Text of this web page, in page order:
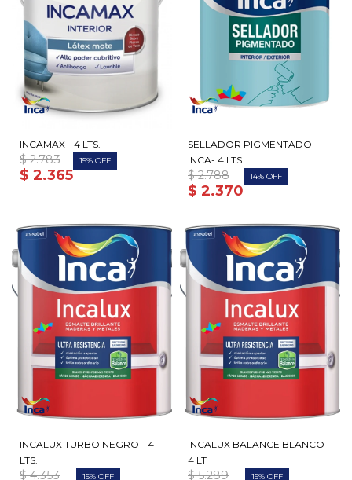
INCAMAX - 4 LTS.
$ 2.365
$ 2.783 15
SELLADOR PIGMENTADO
INCA- 4 LTS.
$ 2.370
$ 2.788 14
INCALUX TURBO NEGRO - 4
LTS.
$ 4.353 15
INCALUX BALANCE BLANCO
4 LT
$ 5.289 15